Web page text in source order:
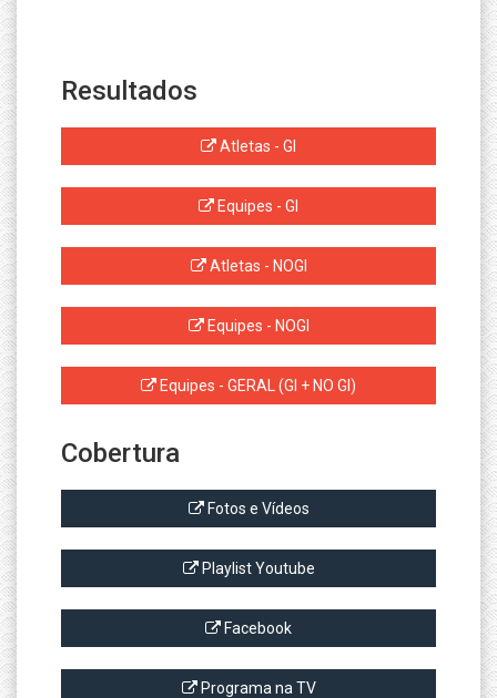
Resultados
Atletas - GI
Equipes - GI
Atletas - NOGI
Equipes - NOGI
Equipes - GERAL (GI + NO GI)
Cobertura
Fotos e Vídeos
Playlist Youtube
Facebook
Programa na TV